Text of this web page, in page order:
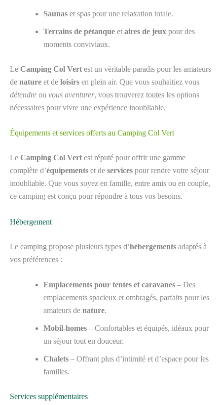
Saunas et spas pour une relaxation totale.
Terrains de pétanque et aires de jeux pour des
moments conviviaux.
Le Camping Col Vert est un véritable paradis pour les amateurs
de nature et de loisirs en plein air. Que vous souhaitiez vous
détendre ou vous aventurer, vous trouverez toutes les options
nécessaires pour vivre une expérience inoubliable.
Équipements et services offerts au Camping Col Vert
Le Camping Col Vert est réputé pour offrir une gamme
complète d’équipements et de services pour rendre votre séjour
inoubliable. Que vous soyez en famille, entre amis ou en couple,
ce camping est conçu pour répondre à tous vos besoins.
Hébergement
Le camping propose plusieurs types d’hébergements adaptés à
vos préférences :
Emplacements pour tentes et caravanes – Des
emplacements spacieux et ombragés, parfaits pour les
amateurs de nature.
Mobil-homes – Confortables et équipés, idéaux pour
un séjour tout en douceur.
Chalets – Offrant plus d’intimité et d’espace pour les
familles.
Services supplémentaires